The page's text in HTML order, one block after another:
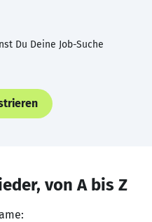
Du Deine Job-Suche
von A bis Z